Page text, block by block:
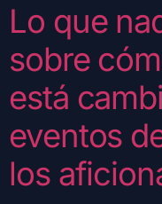
Lo que
sobre
está
eventos
los